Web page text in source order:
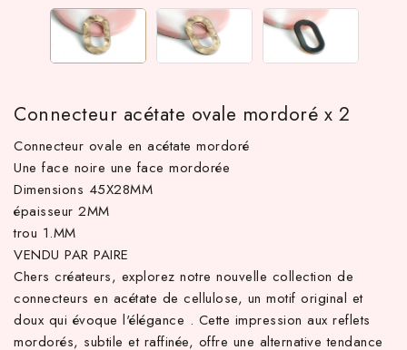
d'achat hors frais de port en France métropolitaine ! À
Connecteur acétate ovale mordoré x 2
Connecteur ovale en acétate mordoré
Une face noire une face mordorée
Dimensions 45X28MM
épaisseur 2MM
trou 1.MM
VENDU PAR PAIRE
Chers créateurs, explorez notre nouvelle collection de
connecteurs en acétate de cellulose, un motif original et
doux qui évoque l'élégance . Cette impression aux reflets
mordorés, subtile et raffinée, offre une alternative tendance